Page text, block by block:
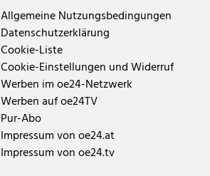
Allgemeine Nutzungsbedingungen
Datenschutzerklärung
Cookie-Liste
Cookie-Einstellungen und Widerruf
Werben im oe24-Netzwerk
Werben auf oe24TV
Pur-Abo
Impressum von oe24.at
Impressum von oe24.tv